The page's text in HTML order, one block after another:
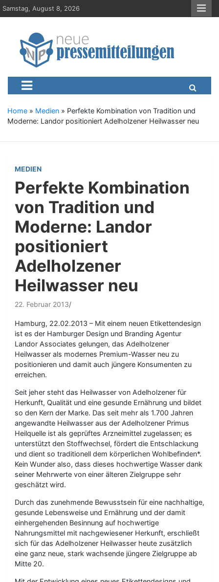
S
k
Samstag, August 8, 2026
Neue-
Presseportal, Nachrichten, News, Meldungen, Wirtschaft
Home » Medien » Perfekte Kombination von Tradition und
Moderne: Landor positioniert Adelholzener Heilwasser neu
MEDIEN
Perfekte Kombination
von Tradition und
Moderne: Landor
positioniert
Adelholzener
Heilwasser neu
22. Februar 2013
Hamburg, 22.02.2013 – Mit einem neuen Etikettendesign
ist es der Hamburger Design und Branding Agentur
Landor Associates gelungen, das Adelholzener
Heilwasser als modernes Premium-Wasser neu zu
positionieren und damit auch jüngere Konsumenten zu
erreichen.
Seit jeher steht das Heilwasser von Adelholzener für
Herkunft, Qualität und eine gesunde Ernährung und bildet
so den Kern der Marke. Das seit mehr als 1.700 Jahren
angewandte Heilwasser aus der Adelholzener Primus
Heilquelle ist als geprüftes Arzneimittel zugelassen; es
unterstützt den Stoffwechsel, fördert die Entschlackung
und dient so traditionell dem körperlichen Wohlbefinden*.
Kein Wunder also, dass dieses hochwertige Wasser dank
seiner Mehrwerte von einer älteren Zielgruppe sehr
geschätzt wird.
Durch das zunehmende Bewusstsein für eine nachhaltige,
gesunde Lebensweise und Ernährung und der damit
einhergehenden Besinnung auf hochwertige
Nahrungsmittel mit nachgewiesener Herkunft, erschließt
sich für das Adelholzener Heilwasser heute zusätzlich
eine ganz neue, stark wachsende jüngere Zielgruppe ab
Mitte 20.